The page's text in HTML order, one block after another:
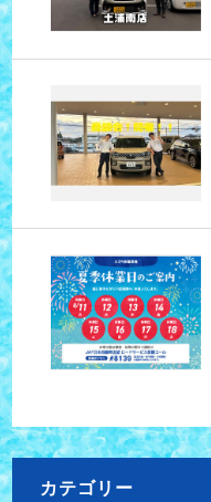
カテゴリー